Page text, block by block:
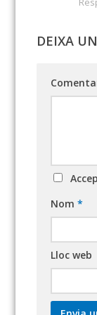
DEIXA
Nom *
Lloc web